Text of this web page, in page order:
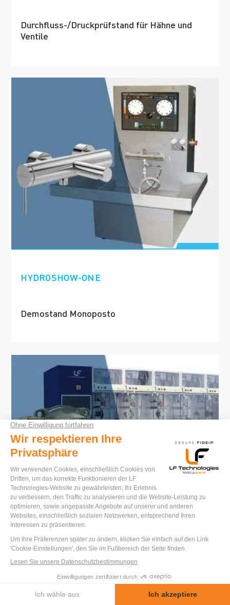
Durchfluss-/Druckprüfstand für Hähne und
Ventile
HYDROSHOW-ONE
Demostand Monoposto
TC-PUMP
Prüfstand für zyklische Druck- und